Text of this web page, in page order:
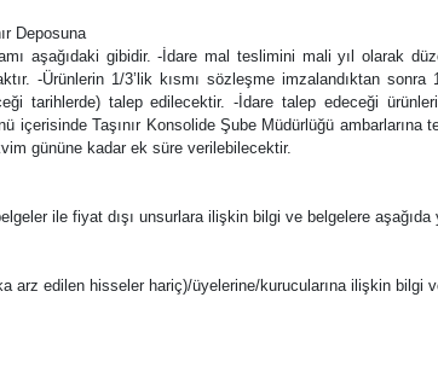
Deposuna
aşağıdaki gibidir. -İdare mal teslimini mali yıl olarak
-Ürünlerin 1/3’lik kısmı sözleşme imzalandıktan sonra
tarihlerde) talep edilecektir. -İdare talep edeceği ürünleri
içerisinde Taşınır Konsolide Şube Müdürlüğü ambarlarına
gününe kadar ek süre verilebilecektir.
ile fiyat dışı unsurlara ilişkin bilgi ve belgelere
edilen hisseler hariç)/üyelerine/kurucularına ilişkin bilgi